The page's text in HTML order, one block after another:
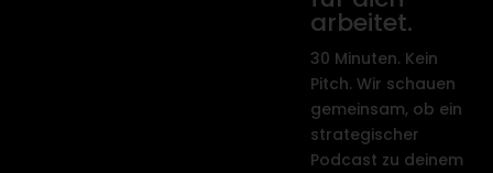
arbeitet.
30 Minuten. Kein
Pitch. Wir schauen
gemeinsam, ob ein
strategischer
Podcast zu deinem